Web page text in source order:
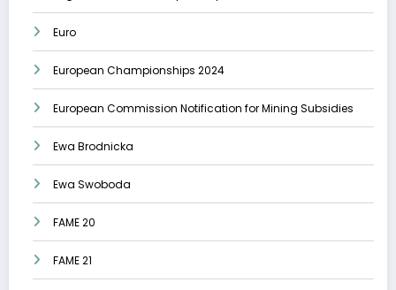
Euro
European Championships 2024
European Commission Notification for Mining Subsidies
Ewa Brodnicka
Ewa Swoboda
FAME 20
FAME 21